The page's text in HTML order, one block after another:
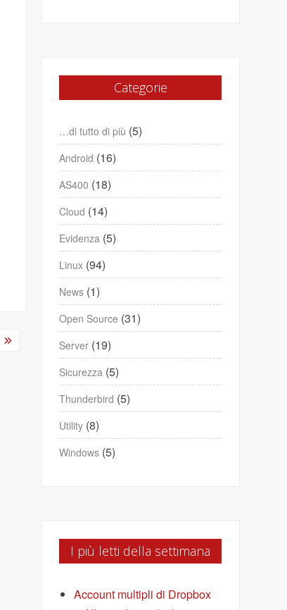
Categorie
…di tutto di più (5)
Android (16)
AS400 (18)
Cloud (14)
Evidenza (5)
Linux (94)
News (1)
Open Source (31)
Server (19)
Sicurezza (5)
Thunderbird (5)
Utility (8)
Windows (5)
I più letti della settimana
Account multipli di Dropbox